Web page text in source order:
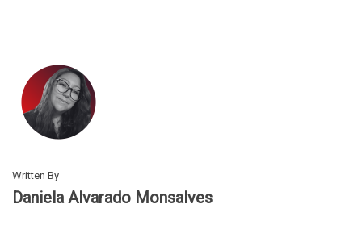
Written By
Daniela Alvarado Monsalves